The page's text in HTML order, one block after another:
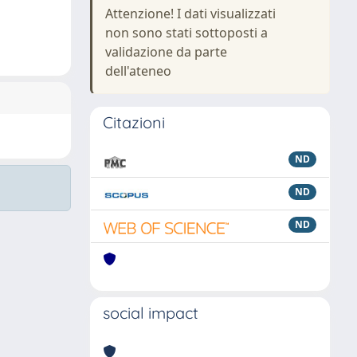
Attenzione! I dati visualizzati
non sono stati sottoposti a
validazione da parte
dell'ateneo
Citazioni
ND
ND
ND
social impact